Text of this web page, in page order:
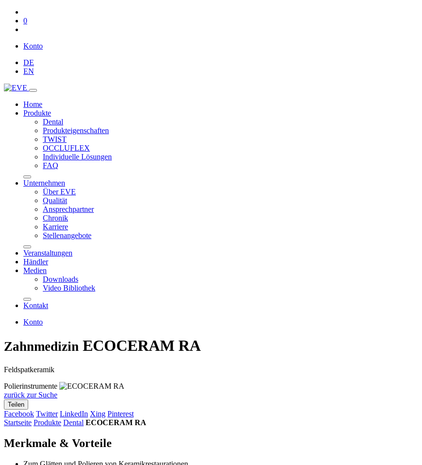
0
Konto
DE
EN
Home
Produkte
Dental
Produkteigenschaften
TWIST
OCCLUFLEX
Individuelle Lösungen
FAQ
Unternehmen
Über EVE
Qualität
Ansprechpartner
Chronik
Karriere
Stellenangebote
Veranstaltungen
Händler
Medien
Downloads
Video Bibliothek
Kontakt
Konto
Zahnmedizin ECOCERAM RA
Feldspatkeramik
Polierinstrumente
zurück zur Suche
Teilen
Facebook Twitter LinkedIn Xing Pinterest
Startseite Produkte Dental ECOCERAM RA
Merkmale & Vorteile